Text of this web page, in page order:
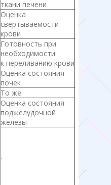
ткани печени
Оценка
свертываемости
крови
Готовность при
необходимости
к переливанию крови
Оценка состояния
почек
То же
Оценка состояния
поджелудочной
железы
.